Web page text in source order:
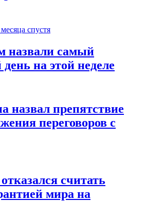
спустя
назвали самый
на этой неделе
препятствие
переговоров с
считать
мира на